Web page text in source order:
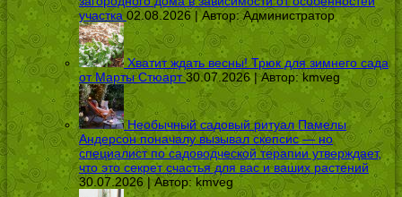
участка 02.08.2026 | Автор:Администратор
Хватит ждать весны! Трюк для зимнего сада
от Марты Стюарт 30.07.2026 | Автор:kmveg
Необычный садовый ритуал Памелы
Андерсон поначалу вызывал скепсис — но
специалист по садоводческой терапии утверждает,
что это секрет счастья для вас и ваших растений
30.07.2026 | Автор: kmveg